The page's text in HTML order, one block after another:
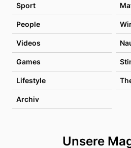
Sport
People
Videos
Games
Lifestyle
Archiv
Unsere